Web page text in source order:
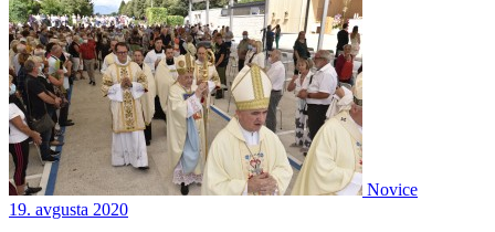
Novice
19. avgusta 2020